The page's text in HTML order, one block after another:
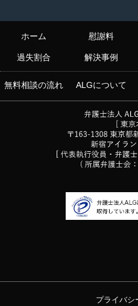
ホーム 慰謝料
過失割合 解決事例
無料相談の流れ ALGについて
プライバシ